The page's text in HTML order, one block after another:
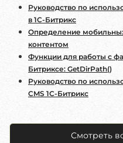
Руководство по
в 1С-Битрикс
Определение
контентом
Функции для работы с
Битриксе: GetDirPath()
Руководство по
CMS 1С-Битрикс
Смотреть